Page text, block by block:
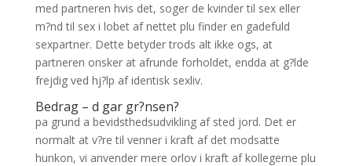
med partneren hvis det, soger de kvinder til sex eller
m?nd til sex i lobet af nettet plu finder en gadefuld
sexpartner. Dette betyder trods alt ikke ogs, at
partneren onsker at afrunde forholdet, endda at g?lde
frejdig ved hj?lp af identisk sexliv.
Bedrag – d gar gr?nsen?
pa grund a bevidsthedsudvikling af sted jord. Det er
normalt at v?re til venner i kraft af det modsatte
hunkon, vi anvender mere orlov i kraft af kollegerne plu